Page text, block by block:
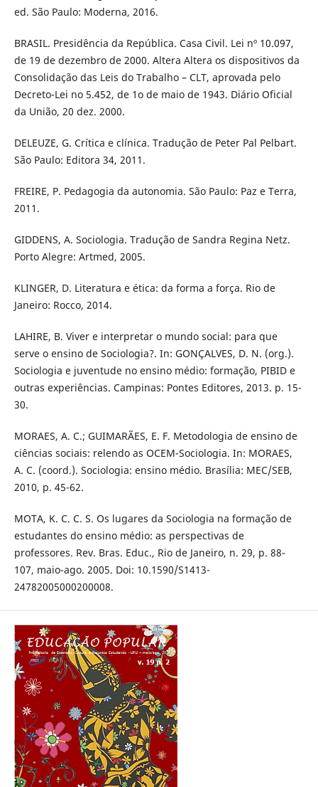
ed. São Paulo: Moderna, 2016.
BRASIL. Presidência da República. Casa Civil. Lei nº 10.097,
de 19 de dezembro de 2000. Altera Altera os dispositivos da
Consolidação das Leis do Trabalho – CLT, aprovada pelo
Decreto-Lei no 5.452, de 1o de maio de 1943. Diário Oficial
da União, 20 dez. 2000.
DELEUZE, G. Crítica e clínica. Tradução de Peter Pal Pelbart.
São Paulo: Editora 34, 2011.
FREIRE, P. Pedagogia da autonomia. São Paulo: Paz e Terra,
2011.
GIDDENS, A. Sociologia. Tradução de Sandra Regina Netz.
Porto Alegre: Artmed, 2005.
KLINGER, D. Literatura e ética: da forma a força. Rio de
Janeiro: Rocco, 2014.
LAHIRE, B. Viver e interpretar o mundo social: para que
serve o ensino de Sociologia?. In: GONÇALVES, D. N. (org.).
Sociologia e juventude no ensino médio: formação, PIBID e
outras experiências. Campinas: Pontes Editores, 2013. p. 15-
30.
MORAES, A. C.; GUIMARÃES, E. F. Metodologia de ensino de
ciências sociais: relendo as OCEM-Sociologia. In: MORAES,
A. C. (coord.). Sociologia: ensino médio. Brasília: MEC/SEB,
2010, p. 45-62.
MOTA, K. C. C. S. Os lugares da Sociologia na formação de
estudantes do ensino médio: as perspectivas de
professores. Rev. Bras. Educ., Rio de Janeiro, n. 29, p. 88-
107, maio-ago. 2005. Doi: 10.1590/S1413-
24782005000200008.